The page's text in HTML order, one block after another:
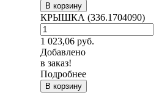
В корзину
КРЫШКА (336.1704090)
1 023,06 руб.
Добавлено
в заказ!
Подробнее
В корзину